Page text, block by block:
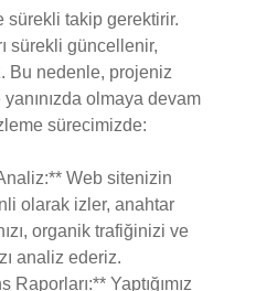
sürekli takip gerektirir.
sürekli güncellenir,
Bu nedenle, projeniz
olmaya devam
sürecimizde:
Web sitenizin
olarak izler, anahtar
organik trafiğinizi ve
analiz ederiz.
Raporları:** Yaptığımız